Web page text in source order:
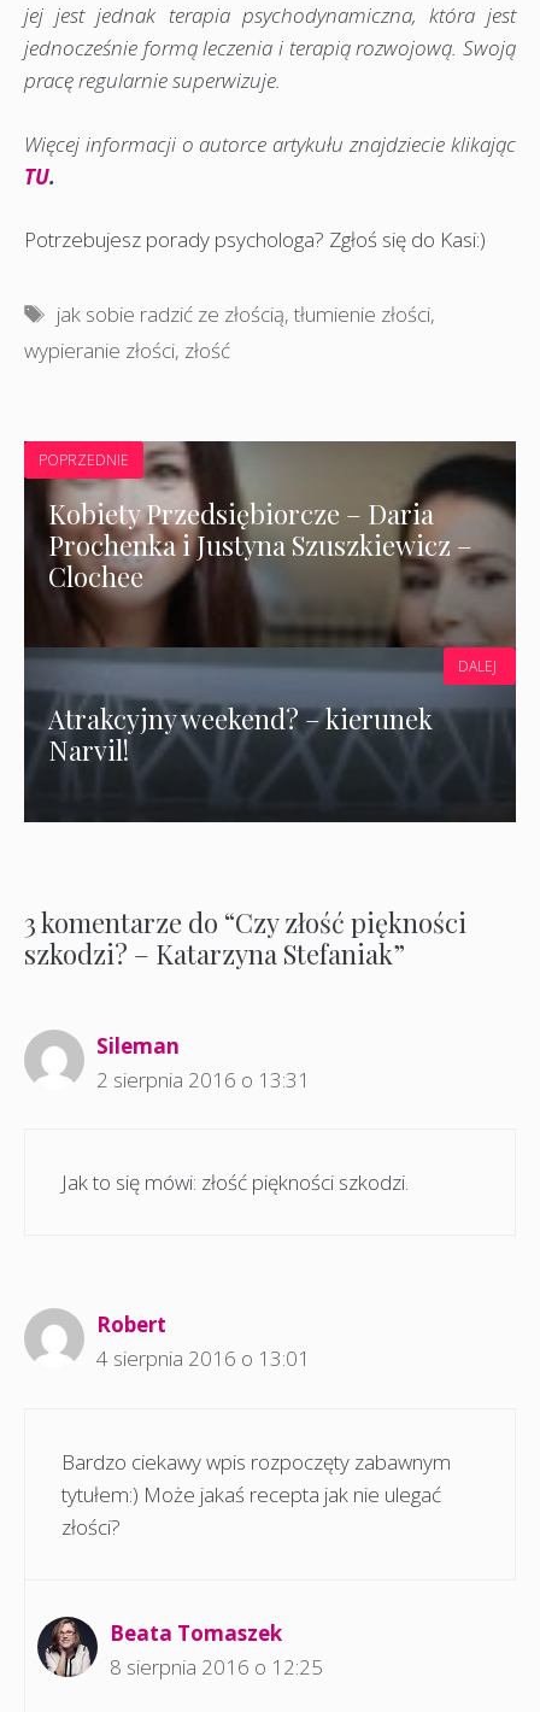
jej jest jednak terapia psychodynamiczna, która jest
jednocześnie formą leczenia i terapią rozwojową. Swoją
pracę regularnie superwizuje.
Więcej informacji o autorce artykułu znajdziecie klikając
TU.
Potrzebujesz porady psychologa? Zgłoś się do Kasi:)
Tagi
jak sobie radzić ze złością,tłumienie złości,
wypieranie złości, złość
POPRZEDNIE
Kobiety Przedsiębiorcze – Daria
Prochenka i Justyna Szuszkiewicz –
Clochee
Atrakcyjny weekend? – kierunek
Narvil!
DALEJ
3 komentarze do “Czy złość piękności
szkodzi? – Katarzyna Stefaniak”
Sileman
2 sierpnia 2016 o 13:31
Jak to się mówi: złość piękności szkodzi.
Robert
4 sierpnia 2016 o 13:01
Bardzo ciekawy wpis rozpoczęty zabawnym
tytułem:) Może jakaś recepta jak nie ulegać
złości?
Beata Tomaszek
8 sierpnia 2016 o 12:25